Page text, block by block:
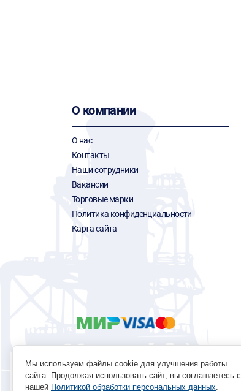
О компании
О нас
Контакты
Наши сотрудники
Вакансии
Торговые марки
Политика конфиденциальности
Карта сайта
Политика обработки персональных данных
Мы используем файлы cookie для улучшения работы
сайта. Продолжая использовать сайт, вы соглашаетесь с
нашей Политикой обработки персональных данных.